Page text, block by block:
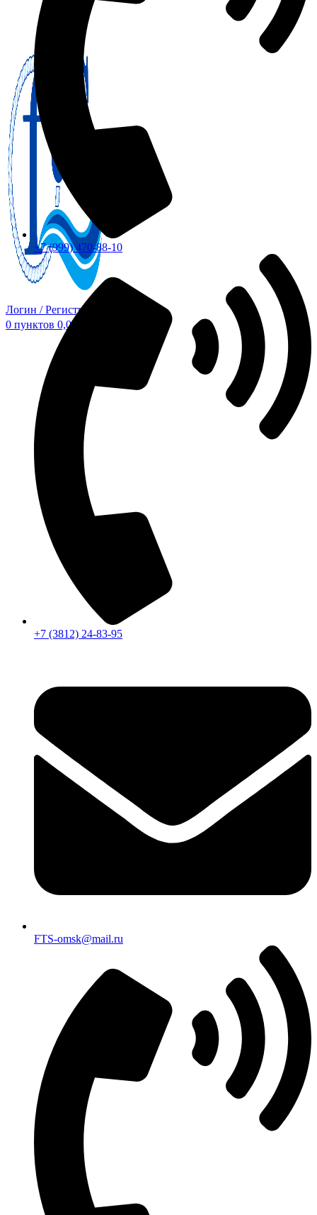
Логин / Регистрация
0 пунктов 0,00
+7 (999) 470-88-10
+7 (3812) 24-83-95
FTS-omsk@mail.ru